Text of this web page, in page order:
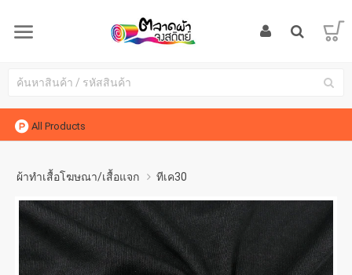
All Products
ผ้าทำเสื้อโฆษณา/เสื้อแจก ทีเค30